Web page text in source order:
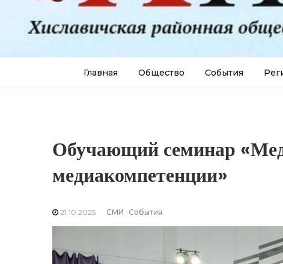
Главная Общество События
Обучающий семинар
медиакомпетенции»
21.10.2025 СМИ События